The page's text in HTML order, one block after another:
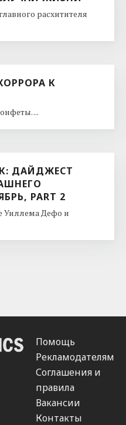
расхитителя
К
...
ДАЙДЖЕСТ
PART 2
Уиллема Дефо и
Помощь
Рекламодателям
Соглашения и
правила
Вакансии
Контакты